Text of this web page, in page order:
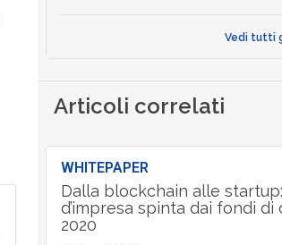
Vedi tutti
Articoli correlati
WHITEPAPER
Dalla blockchain alle startup:
d’impresa spinta dai fondi di
2020